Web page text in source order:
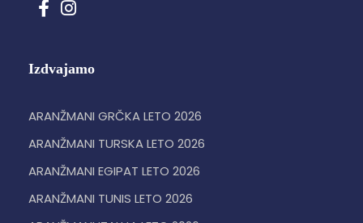
Izdvajamo
ARANŽMANI GRČKA LETO 2026
ARANŽMANI TURSKA LETO 2026
ARANŽMANI EGIPAT LETO 2026
ARANŽMANI TUNIS LETO 2026